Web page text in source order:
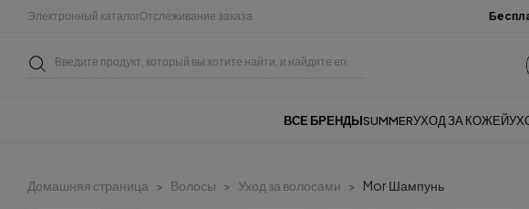
Электронный каталогОтслеживание заказа
ВСЕ БРЕНДЫSUMMERУХОД ЗА КОЖЕЙ
Домашняя страница Волосы Уход за волосами Mor Шампунь